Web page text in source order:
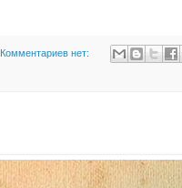
Комментариев нет: